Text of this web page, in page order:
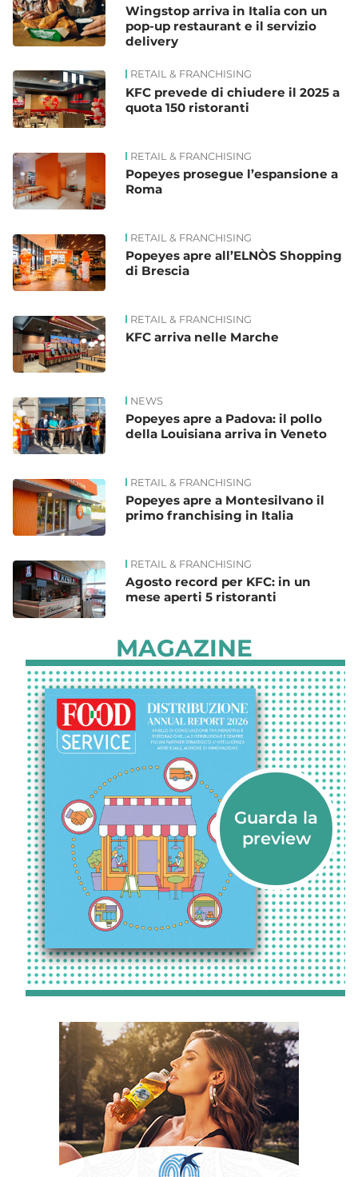
Wingstop arriva in Italia con un
pop-up restaurant e il servizio
delivery
RETAIL & FRANCHISING
KFC prevede di chiudere il 2025 a
quota 150 ristoranti
RETAIL & FRANCHISING
Popeyes prosegue l’espansione a
Roma
RETAIL & FRANCHISING
Popeyes apre all’ELNÒS Shopping
di Brescia
RETAIL & FRANCHISING
KFC arriva nelle Marche
NEWS
Popeyes apre a Padova: il pollo
della Louisiana arriva in Veneto
RETAIL & FRANCHISING
Popeyes apre a Montesilvano il
primo franchising in Italia
RETAIL & FRANCHISING
Agosto record per KFC: in un
mese aperti 5 ristoranti
MAGAZINE